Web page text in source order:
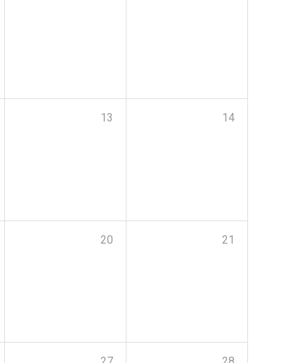
13 14
20 21